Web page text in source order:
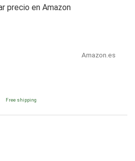
precio en Amazon
Amazon.es
Free shipping